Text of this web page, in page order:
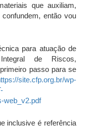
que auxiliam,
então vou
para atuação de
de Riscos,
passo para se
site.cfp.org.br/wp-
web_v2.pdf
inclusive é referência